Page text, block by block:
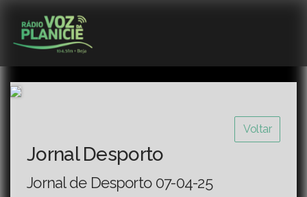
Voltar
Jornal Desporto
Jornal de Desporto 07-04-25